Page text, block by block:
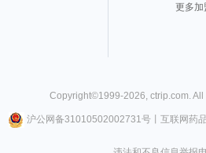
更多加
Copyright©1999-2026 ctrip.com .
沪公网备31010502002731号丨 互联网药